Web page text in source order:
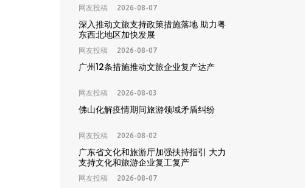
网友投稿 2026-08-07
深入推动文旅支持政策措施落地 助力粤
东西北地区加快发展
网友投稿 2026-08-07
广州12条措施推动文旅企业复产达产
网友投稿 2026-08-03
佛山化解疫情期间旅游领域矛盾纠纷
网友投稿 2026-08-02
广东省文化和旅游厅加强扶持指引 大力
支持文化和旅游企业复工复产
网友投稿 2026-08-07